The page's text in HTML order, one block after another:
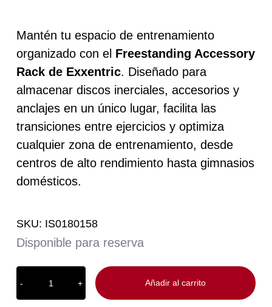
Mantén tu espacio de entrenamiento
organizado con el Freestanding Accessory
Rack de Exxentric. Diseñado para
almacenardiscos inerciales, accesorios y
anclajes en un único lugar, facilita las
transiciones entre ejercicios y optimiza
cualquier zona de entrenamiento, desde
centros de alto rendimiento hasta gimnasios
domésticos.
SKU: IS0180158
Disponible para reserva
Freestanding
Accessory
Añadir al carrito